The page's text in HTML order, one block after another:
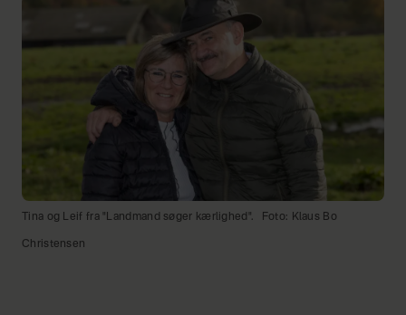
Tina og Leif fra "Landmand søger kærlighed". Foto: Klaus Bo
Christensen